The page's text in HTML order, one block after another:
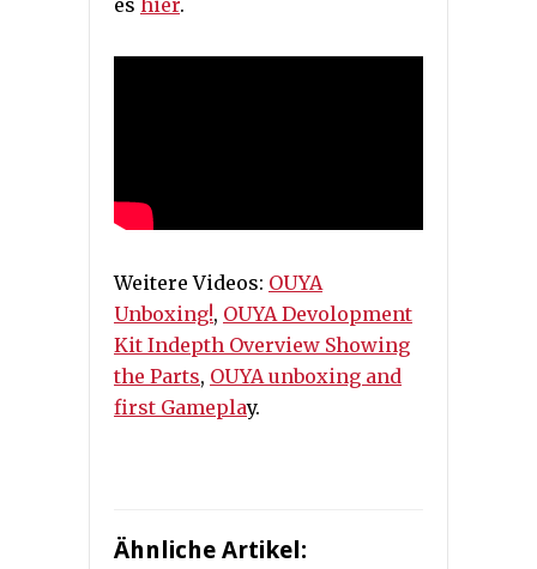
es hier.
Weitere Videos: OUYA
Unboxing!, OUYA Devolopment
Kit Indepth Overview Showing
the Parts, OUYA unboxing and
first Gameplay.
Ähnliche Artikel: